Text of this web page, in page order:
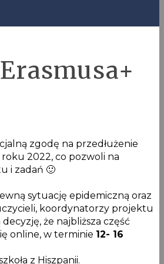
zgodę na przedłużenie
2022, co pozwoli na
i zadań 🙂
sytuację epidemiczną oraz
koordynatorzy projektu
że najbliższa część
online, w terminie 12- 16
z Hiszpanii.